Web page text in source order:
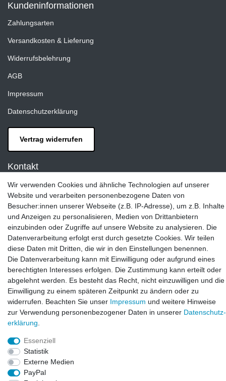
Kundeninformationen
Zahlungsarten
Versandkosten & Lieferung
Widerrufsbelehrung
AGB
Impressum
Datenschutzerklärung
Vertrag widerrufen
Kontakt
LAXARA:
Zeppelinstraße 4, 89604 Allmendingen, Deutschland
info@laxara.de
E-mail:
info@bluewater-armaturen.de
Öffnungszeiten:
Mo - Fr 10:00 - 12:00 Uhr
Mo - Fr 13:00 - 15:00 Uhr
Wir verwenden Cookies und ähnliche Technologien auf unserer
Website und verarbeiten personenbezogene Daten von
Besucher:innen unserer Webseite (z.B. IP-Adresse), um z.B. Inhalte
und Anzeigen zu personalisieren, Medien von Drittanbietern
einzubinden oder Zugriffe auf unsere Website zu analysieren. Die
Datenverarbeitung erfolgt erst durch gesetzte Cookies. Wir teilen
diese Daten mit Dritten, die wir in den Einstellungen benennen.
Die Datenverarbeitung kann mit Einwilligung oder aufgrund eines
berechtigten Interesses erfolgen. Die Zustimmung kann erteilt oder
abgelehnt werden. Es besteht das Recht, nicht einzuwilligen und die
Einwilligung zu einem späteren Zeitpunkt zu ändern oder zu
widerrufen. Beachten Sie unser Impressum und weitere Hinweise
zur Verwendung personenbezogener Daten in unserer Daten­schutz­
erklärung
Essenziell
Statistik
Externe Medien
PayPal